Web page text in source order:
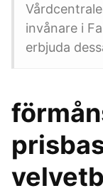
invånare i
erbjuda